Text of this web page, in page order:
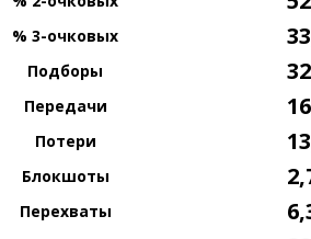
% 3-очковых
Подборы
Передачи
Потери
Блокшоты
Перехваты